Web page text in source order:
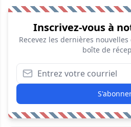
Inscrivez-vous à
Recevez les dernières
boîte de